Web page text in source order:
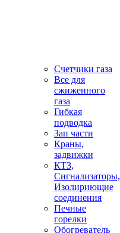
Счетчики газа
Все для
сжиженного
газа
Гибкая
подводка
Зап части
Краны,
задвижки
КТЗ,
Сигнализаторы,
Изолириющие
соединения
Печные
горелки
Обогреватель